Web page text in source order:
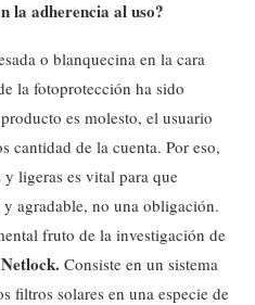
la adherencia al uso?
o blanquecina en la cara
la fotoprotección ha sido
es molesto, el usuario
cantidad de la cuenta. Por eso,
ligeras es vital para que
agradable, no una obligación.
fruto de la investigación de
Consiste en un sistema
filtros solares en una especie de